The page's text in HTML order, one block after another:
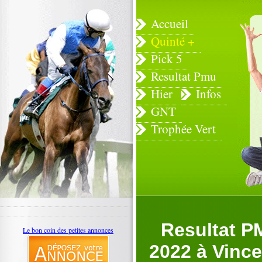
Accueil
Quinté +
Pick 5
Resultat Pmu
Hier
Infos
GNT
Trophée Vert
Resultat
2022 à
Le bon coin des petites annonces